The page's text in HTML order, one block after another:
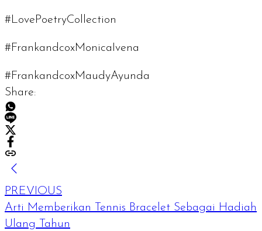
#LovePoetryCollection
#FrankandcoxMonicaIvena
#FrankandcoxMaudyAyunda
Share:
PREVIOUS
Arti Memberikan Tennis Bracelet Sebagai Hadiah
Ulang Tahun